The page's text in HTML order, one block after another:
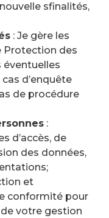
sfinalités,
: Je gère les
Protection des
éventuelles
d’enquête
de procédure
:
d’accès, de
des données,
et
conformité pour
votre gestion